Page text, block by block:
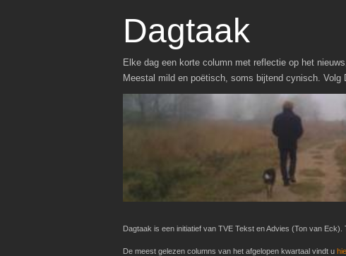
Dagtaak
Elke dag een korte column met reflectie op het
Meestal mild en poëtisch, soms bijtend cynisch. Volg
Dagtaak is een initiatief van TVE Tekst en Advies (Ton van Eck).
De meest gelezen columns van het afgelopen kwartaal vindt u